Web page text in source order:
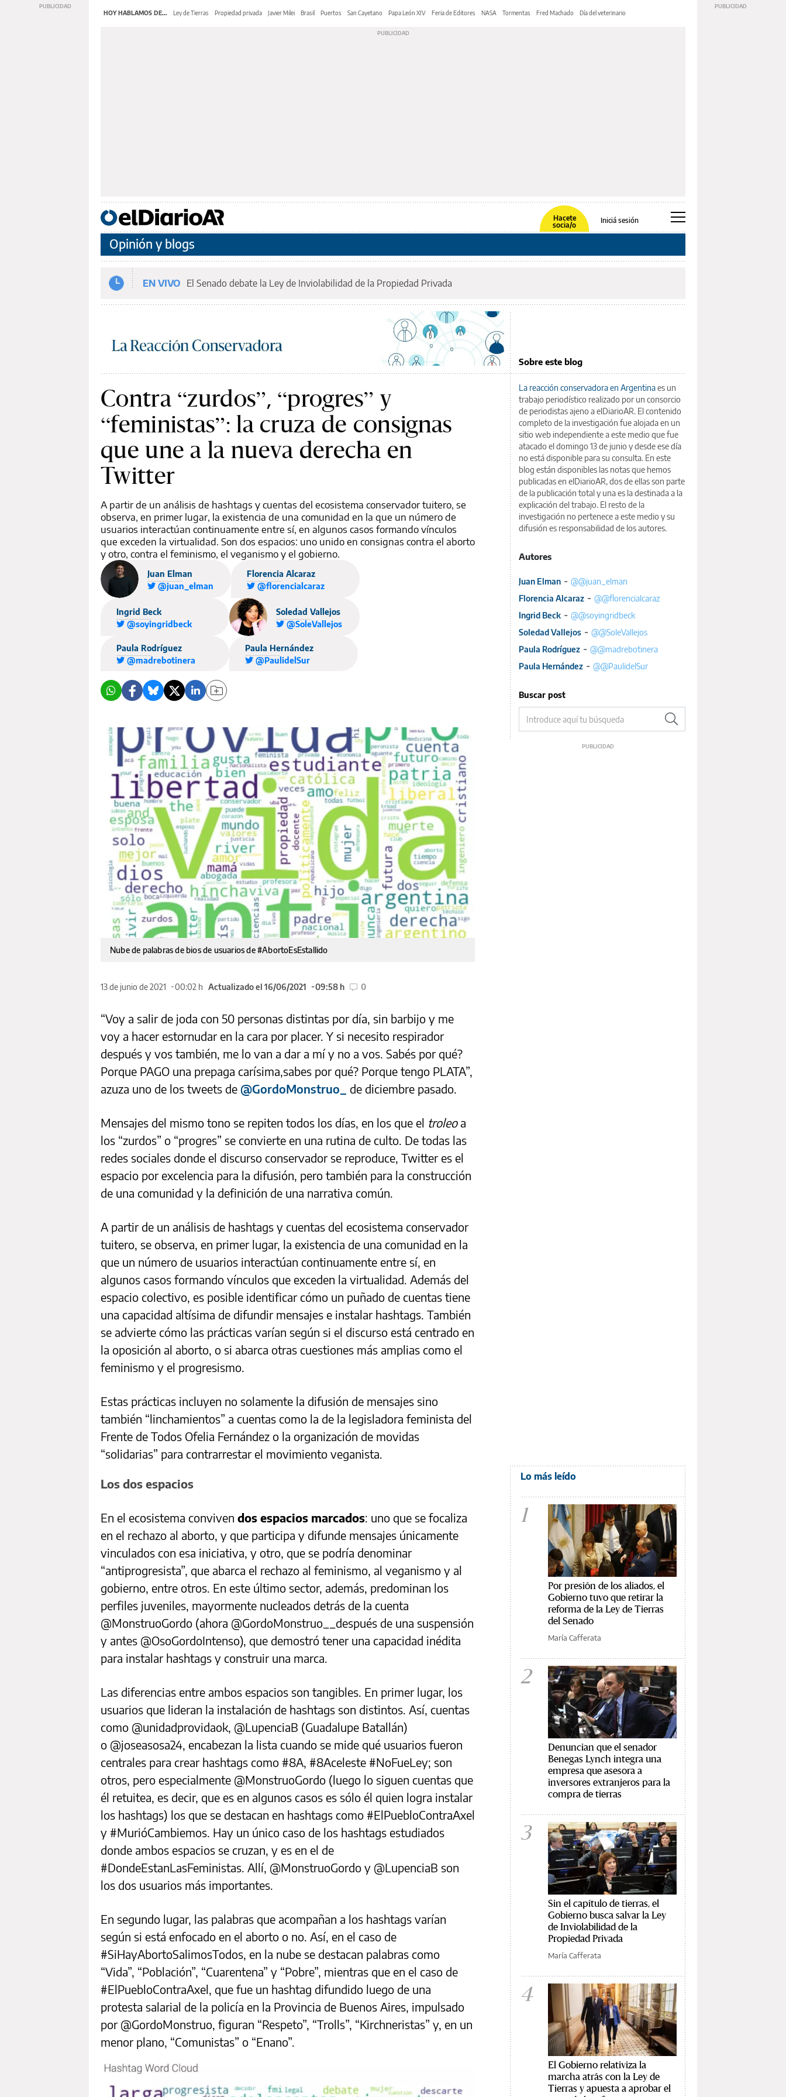
HOY HABLAMOS DE... Ley de Tierras Propiedad privada Javier Milei Brasil Puertos San Cayetano Papa León XIV Feria de Editores NASA Tormentas Fred Machado Día del veterinario
Hacete
socia/o
Iniciá sesión
Opinión y blogs
EN VIVO El Senado debate la Ley de Inviolabilidad de la Propiedad Privada
Contra “zurdos”, “progres” y
“feministas”: la cruza de consignas
que une a la nueva derecha en
Twitter
A partir de un análisis de hashtags y cuentas del ecosistema conservador tuitero, se
observa, en primer lugar, la existencia de una comunidad en la que un número de
usuarios interactúan continuamente entre sí, en algunos casos formando vínculos
que exceden la virtualidad. Son dos espacios: uno unido en consignas contra el aborto
y otro, contra el feminismo, el veganismo y el gobierno.
Juan Elman
@juan_elman
Florencia Alcaraz
@florencialcaraz
Ingrid Beck
@soyingridbeck
Soledad Vallejos
@SoleVallejos
Paula Rodríguez
@madrebotinera
Paula Hernández
@PaulidelSur
Nube de palabras de bios de usuarios de #AbortoEsEstallido
13 de junio de 2021 00:02 h Actualizado el 16/06/2021 09:58 h 0
“Voy a salir de joda con 50 personas distintas por día, sin barbijo y me
voy a hacer estornudar en la cara por placer. Y si necesito respirador
después y vos también, me lo van a dar a mí y no a vos. Sabés por qué?
Porque PAGO una prepaga carísima,sabes por qué? Porque tengo PLATA”,
azuza uno de los tweets de @GordoMonstruo_ de diciembre pasado.
Mensajes del mismo tono se repiten todos los días, en los que el troleo a
los “zurdos” o “progres” se convierte en una rutina de culto. De todas las
redes sociales donde el discurso conservador se reproduce, Twitter es el
espacio por excelencia para la difusión, pero también para la construcción
de una comunidad y la definición de una narrativa común.
A partir de un análisis de hashtags y cuentas del ecosistema conservador
tuitero, se observa, en primer lugar, la existencia de una comunidad en la
que un número de usuarios interactúan continuamente entre sí, en
algunos casos formando vínculos que exceden la virtualidad. Además del
espacio colectivo, es posible identificar cómo un puñado de cuentas tiene
una capacidad altísima de difundir mensajes e instalar hashtags. También
se advierte cómo las prácticas varían según si el discurso está centrado en
la oposición al aborto, o si abarca otras cuestiones más amplias como el
feminismo y el progresismo.
Estas prácticas incluyen no solamente la difusión de mensajes sino
también “linchamientos” a cuentas como la de la legisladora feminista del
Frente de Todos Ofelia Fernández o la organización de movidas
“solidarias” para contrarrestar el movimiento veganista.
Los dos espacios
En el ecosistema conviven dos espacios marcados: uno que se focaliza
en el rechazo al aborto, y que participa y difunde mensajes únicamente
vinculados con esa iniciativa, y otro, que se podría denominar
“antiprogresista”, que abarca el rechazo al feminismo, al veganismo y al
gobierno, entre otros. En este último sector, además, predominan los
perfiles juveniles, mayormente nucleados detrás de la cuenta
@MonstruoGordo (ahora @GordoMonstruo__después de una suspensión
y antes @OsoGordoIntenso), que demostró tener una capacidad inédita
para instalar hashtags y construir una marca.
Las diferencias entre ambos espacios son tangibles. En primer lugar, los
usuarios que lideran la instalación de hashtags son distintos. Así, cuentas
como @unidadprovidaok, @LupenciaB (Guadalupe Batallán)
o @joseasosa24, encabezan la lista cuando se mide qué usuarios fueron
centrales para crear hashtags como #8A, #8Aceleste #NoFueLey; son
otros, pero especialmente @MonstruoGordo (luego lo siguen cuentas que
él retuitea, es decir, que es en algunos casos es sólo él quien logra instalar
los hashtags) los que se destacan en hashtags como #ElPuebloContraAxel
y #MurióCambiemos. Hay un único caso de los hashtags estudiados
donde ambos espacios se cruzan, y es en el de
#DondeEstanLasFeministas. Allí, @MonstruoGordo y @LupenciaB son
los dos usuarios más importantes.
En segundo lugar, las palabras que acompañan a los hashtags varían
según si está enfocado en el aborto o no. Así, en el caso de
#SiHayAbortoSalimosTodos, en la nube se destacan palabras como
“Vida”, “Población”, “Cuarentena” y “Pobre”, mientras que en el caso de
#ElPuebloContraAxel, que fue un hashtag difundido luego de una
protesta salarial de la policía en la Provincia de Buenos Aires, impulsado
por @GordoMonstruo, figuran “Respeto”, “Trolls”, “Kirchneristas” y, en un
menor plano, “Comunistas” o “Enano”.
Sobre este blog
La reacción conservadora en Argentinaes un
trabajo periodístico realizado por un consorcio
de periodistas ajeno a elDiarioAR. El contenido
completo de la investigación fue alojada en un
sitio web independiente a este medio que fue
atacado el domingo 13 de junio y desde ese día
no está disponible para su consulta. En este
blog están disponibles las notas que hemos
publicadas en elDiarioAR, dos de ellas son parte
de la publicación total y una es la destinada a la
explicación del trabajo. El resto de la
investigación no pertenece a este medio y su
difusión es responsabilidad de los autores.
Autores
Juan Elman - @@juan_elman
Florencia Alcaraz - @@florencialcaraz
Ingrid Beck - @@soyingridbeck
Soledad Vallejos - @@SoleVallejos
Paula Rodríguez - @@madrebotinera
Paula Hernández - @@PaulidelSur
Buscar post
Lo más leído
1
Por presión de los aliados, el
Gobierno tuvo que retirar la
reforma de la Ley de Tierras
del Senado
María Cafferata
2
Denuncian que el senador
Benegas Lynch integra una
empresa que asesora a
inversores extranjeros para la
compra de tierras
3
Sin el capítulo de tierras, el
Gobierno busca salvar la Ley
de Inviolabilidad de la
Propiedad Privada
María Cafferata
4
El Gobierno relativiza la
marcha atrás con la Ley de
Tierras y apuesta a aprobar el